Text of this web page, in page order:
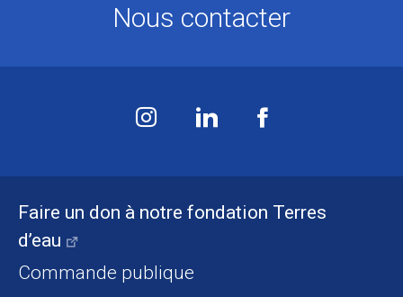
Faire un don à notre fondation Terres
d’eau
Commande publique
Nous contacter